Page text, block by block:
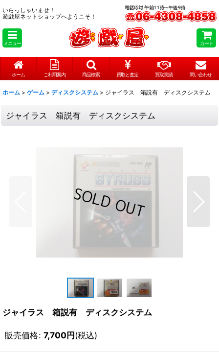
いらっしゃいませ！
遊戯屋ネットショップへようこそ！
メニュー カート
ホーム ご利用案内 商品検索 買取と査定 買取実績 問い合わせ
ホーム > ゲーム > ディスクシステム > ジャイラス 箱説有 ディスクシステム
ジャイラス 箱説有 ディスクシステム
ジャイラス 箱説有 ディスクシステム
販売価格: 7,700円(税込)